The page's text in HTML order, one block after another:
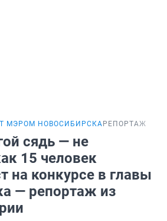
МЭРОМ НОВОСИБИРСКА РЕПОРТАЖ
сядь — не
15 человек
на конкурсе в главы
— репортаж из